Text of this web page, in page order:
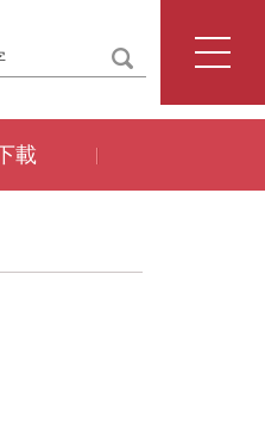
載